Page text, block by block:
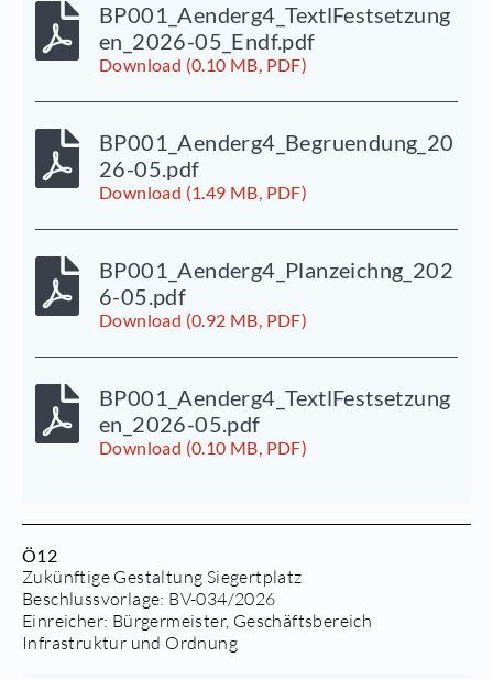
BP001_Aenderg4_TextlFestsetzung
en_2026-05_Endf.pdf
Download (0.10 MB, PDF)
BP001_Aenderg4_Begruendung_20
26-05.pdf
Download (1.49 MB, PDF)
BP001_Aenderg4_Planzeichng_202
6-05.pdf
Download (0.92 MB, PDF)
BP001_Aenderg4_TextlFestsetzung
en_2026-05.pdf
Download (0.10 MB, PDF)
Ö12
Zukünftige Gestaltung Siegertplatz
Beschlussvorlage: BV-034/2026
Einreicher: Bürgermeister, Geschäftsbereich
Infrastruktur und Ordnung